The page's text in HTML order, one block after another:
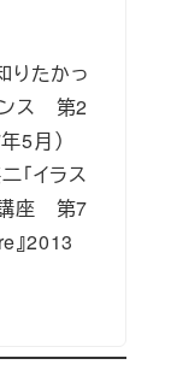
りたかっ
ンス 第2
5月）
「イラス
座 第7
』2013